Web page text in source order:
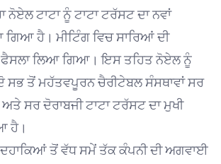
ਨੋਏਲ ਟਾਟਾ ਨੂੰ ਟਾਟਾ ਟਰੱਸਟ ਦਾ ਨਵਾਂ
ਹੈ। ਮੀਟਿੰਗ ਵਿਚ ਸਾਰਿਆਂ ਦੀ
ਫੈਸਲਾ ਲਿਆ ਗਿਆ। ਇਸ ਤਹਿਤ ਨੋਏਲ ਨੂੰ
ਸਭ ਤੋਂ ਮਹੱਤਵਪੂਰਨ ਚੈਰੀਟੇਬਲ ਸੰਸਥਾਵਾਂ ਸਰ
ਸਰ ਦੋਰਾਬਜੀ ਟਾਟਾ ਟਰੱਸਟ ਦਾ ਮੁਖੀ
ਹੈ।
ਤੋਂ ਵੱਧ ਸਮੇਂ ਤੱਕ ਕੰਪਨੀ ਦੀ ਅਗਵਾਈ